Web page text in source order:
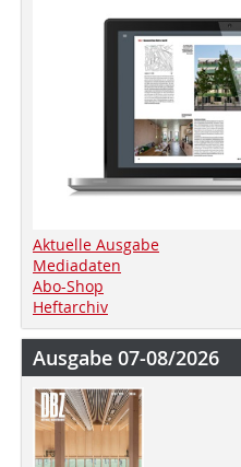
Aktuelle Ausgabe
Mediadaten
Abo-Shop
Heftarchiv
Ausgabe 07-08/2026